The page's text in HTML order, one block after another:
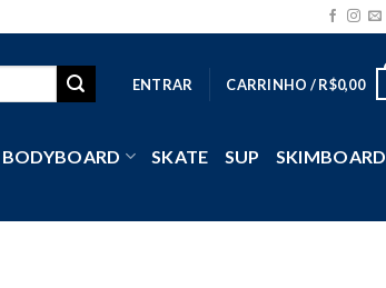
ENTRAR CARRINHO /R$0,00
BODYBOARD SKATE SUP SKIMBOARD